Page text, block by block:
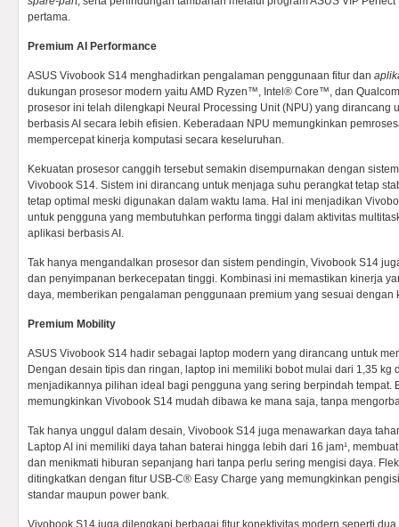
pertama.
Premium AI Performance
ASUS Vivobook S14 menghadirkan pengalaman penggunaan fitur dan
dukungan prosesor modern yaitu AMD Ryzen™, Intel® Core™, dan
prosesor ini telah dilengkapi Neural Processing Unit (NPU) yang dirancang
berbasis AI secara lebih efisien. Keberadaan NPU memungkinkan
mempercepat kinerja komputasi secara keseluruhan.
Kekuatan prosesor canggih tersebut semakin disempurnakan dengan
Vivobook S14. Sistem ini dirancang untuk menjaga suhu perangkat tetap
tetap optimal meski digunakan dalam waktu lama. Hal ini menjadikan
untuk pengguna yang membutuhkan performa tinggi dalam aktivitas
aplikasi berbasis AI.
Tak hanya mengandalkan prosesor dan sistem pendingin, Vivobook S14
dan penyimpanan berkecepatan tinggi. Kombinasi ini memastikan kinerja
daya, memberikan pengalaman penggunaan premium yang sesuai dengan
Premium Mobility
ASUS Vivobook S14 hadir sebagai laptop modern yang dirancang untuk
Dengan desain tipis dan ringan, laptop ini memiliki bobot mulai dari 1,35 kg
menjadikannya pilihan ideal bagi pengguna yang sering berpindah tempat.
memungkinkan Vivobook S14 mudah dibawa ke mana saja, tanpa
Tak hanya unggul dalam desain, Vivobook S14 juga menawarkan daya
Laptop AI ini memiliki daya tahan baterai hingga lebih dari 16 jam¹,
dan menikmati hiburan sepanjang hari tanpa perlu sering mengisi daya.
ditingkatkan dengan fitur USB-C® Easy Charge yang memungkinkan
standar maupun power bank.
Vivobook S14 juga dilengkapi berbagai fitur konektivitas modern seperti